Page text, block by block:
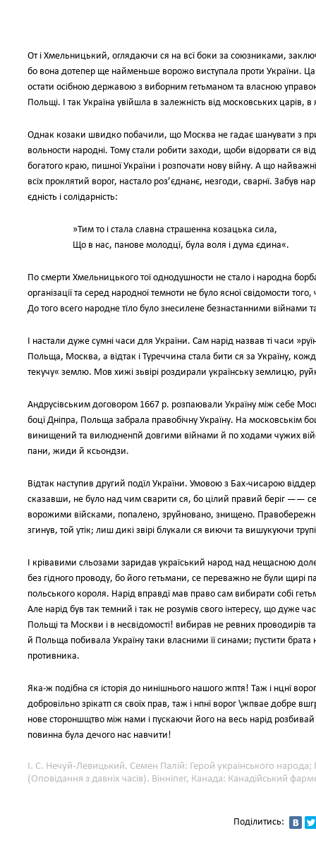
От і Хмельницький, оглядаючи ся на всї боки за союзниками,
бо вона дотепер ще найменьше ворожо виступала проти України.
остати осібною державою з виборним гетьманом та власною
Польщі. І так Україна увійшла в залежність від московських царів,
Однак козаки швидко побачили, що Москва не гадає шанувати з
вольности народні. Тому стали робити заходи, щоби відорвати ся
богатого краю, пишної України і розпочати нову війну. А що
всїх проклятий ворог, настало роз’єднанє, незгоди, сварнї. Забув
єдність і солідарність:
»Тим то і стала славна страшенна козацька сила,
Що в нас, панове молодцї, була воля і дума єдина«.
По смерти Хмельницького тої однодушности не стало і народна
організації та серед народної темноти не було ясної свідомости
До того всего народне тїло було знесилене безнастанними війнами
І настали дуже сумні часи для України. Сам нарід назвав ті часи
Польща, Москва, а відтак і Туреччина стала бити ся за Україну,
текучу« землю. Мов хижі зьвірі роздирали українську землицю,
Андрусівським договором 1667 р. розпаювали Україну між себе
боцї Дніпра, Польща забрала правобічну Україну. На московськім
винищений та вилюдненпй довгими війнами й по ходами чужих
пани, жиди й ксьондзи.
Відтак наступив другий подїл України. Умовою з Бах-чисарою
сказавши, не було над чим сварити ся, бо цілий правий беріг —— се
ворожими війсками, попалено, зруйновано, знищено.
згинув, той утік; лиш дикі звірі блукали ся виючи та вишукуючи
І крівавими сльозами заридав україський народ над нещасною
без гідного проводу, бо його гетьмани, се переважно не були щирі
польського короля. Нарід вправдї мав право сам вибирати собі
Але нарід був так темний і так не розумів свого інтересу, що дуже
Польщі та Москви і в несвідомості! вибирав не ревних проводирів
й Польща побивала Україну таки власними її синами; пустити
противника.
Яка-ж подібна ся історія до нинішнього нашого жптя! Таж і нцнї
добровільно зрікатп ся своїх прав, таж і нпнї ворог \жпвае добре
нове стороншщтво між нами і пускаючи його на весь нарід розбивай
повинна була дечого нас навчити!
І. С. Нечуй-Левицький. Семен Палій: Герой українського
(Оповідання з давніх часів). Вінніпег, Канада: Канадійський
Поділитись: